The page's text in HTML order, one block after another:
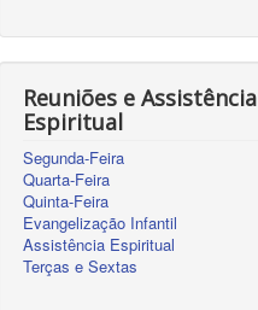
Reuniões e Assistência
Espiritual
Segunda-Feira
Quarta-Feira
Quinta-Feira
Evangelização Infantil
Assistência Espiritual
Terças e Sextas